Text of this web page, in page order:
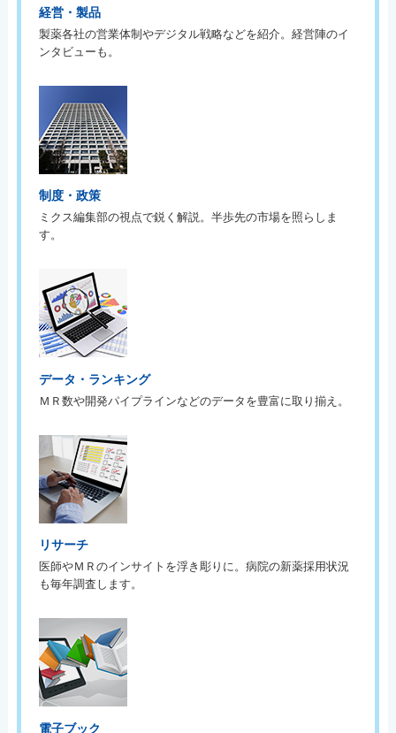
経営・製品
製薬各社の営業体制やデジタル戦略などを紹介。経営陣のイ
ンタビューも。
制度・政策
ミクス編集部の視点で鋭く解説。半歩先の市場を照らしま
す。
データ・ランキング
ＭＲ数や開発パイプラインなどのデータを豊富に取り揃え。
リサーチ
医師やＭＲのインサイトを浮き彫りに。病院の新薬採用状況
も毎年調査します。
電子ブック